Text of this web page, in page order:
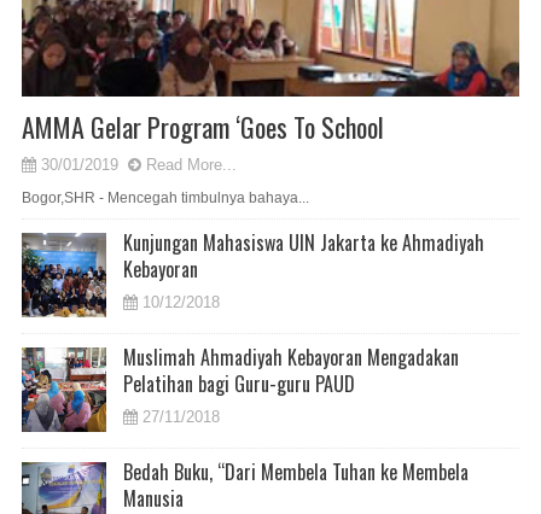
AMMA Gelar Program ‘Goes To School
30/01/2019 Read More...
Bogor,SHR - Mencegah timbulnya bahaya...
Kunjungan Mahasiswa UIN Jakarta ke Ahmadiyah
Kebayoran
10/12/2018
Muslimah Ahmadiyah Kebayoran Mengadakan
Pelatihan bagi Guru-guru PAUD
27/11/2018
Bedah Buku, “Dari Membela Tuhan ke Membela
Manusia